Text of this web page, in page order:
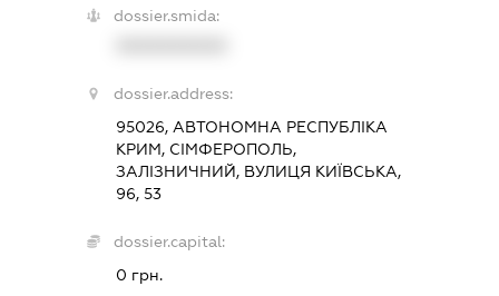
dossier.smida:
dossier.address:
95026, АВТОНОМНА РЕСПУБЛІКА
КРИМ, СІМФЕРОПОЛЬ,
ЗАЛІЗНИЧНИЙ, ВУЛИЦЯ КИЇВСЬКА,
96, 53
dossier.capital:
0 грн.